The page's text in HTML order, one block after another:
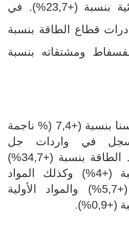
بنسبة (+23,7
%
).
في
قطاع الطاقة بنسبة
ومشتقاته بنسبة
بنسبة (+7,4
(% ناجمة
في واردات جل
القطاعات منها مواد الطاقة بنسبة (+34,7%)
ومواد التجهيز بنسبة (+4%) وكذلك المواد
الاستهلاكية بنسبة (+5,7%) والمواد الأولية